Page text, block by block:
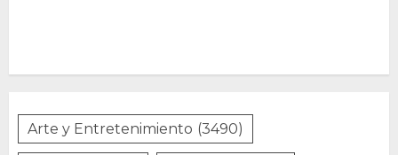
Arte y Entretenimiento (3490)